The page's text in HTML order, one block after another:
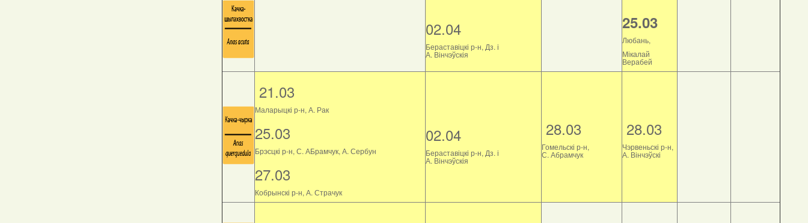
02.04
Бераставіцкі р-н, Дз. і
А. Вінчэўскія
25.03
Любань,
Мікалай
Верабей
21.03
Маларыцкі р-н, А. Рак
25.03
Брэсцкі р-н, С. АБрамчук, А. Сербун
27.03
Кобрынскі р-н, А. Страчук
02.04
Бераставіцкі р-н, Дз. і
А. Вінчэўскія
28.03
Гомельскі р-н,
С. Абрамчук
28.03
Чэрвеньскі р-н,
А. Вінчэўскі